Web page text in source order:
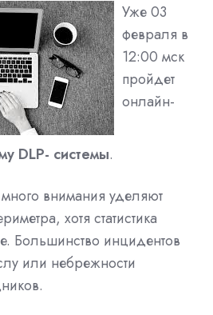
Уже 03
февраля в
12:00 мск
пройдет
онлайн-
DLP- системы.
внимания уделяют
хотя статистика
Большинство инцидентов
или небрежности